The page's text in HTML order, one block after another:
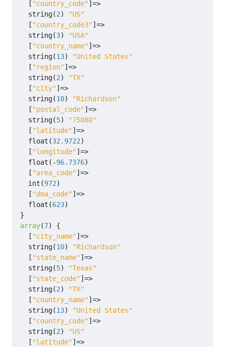
[ "country_code"] =>
string(2)
"US"
[ "country_code3"] =>
string(3)
"USA"
[ "country_name"] =>
string(13)
"United States"
[ "region"] =>
string(2)
"TX"
[ "city"] =>
string(10)
"Richardson"
[ "postal_code"] =>
string(5)
"75080"
[ "latitude"] =>
float (32.9722)
[ "longitude"] =>
float ( -96.7376)
[ "area_code"] =>
int (972)
[ "dma_code"] =>
float (623)
}
array(7)
{
[ "city_name"] =>
string(10)
"Richardson"
[ "state_name"] =>
string(5)
"Texas"
[ "state_code"] =>
string(2)
"TX"
[ "country_name"] =>
string(13)
"United States"
[ "country_code"] =>
string(2)
"US"
[ "latitude"] =>